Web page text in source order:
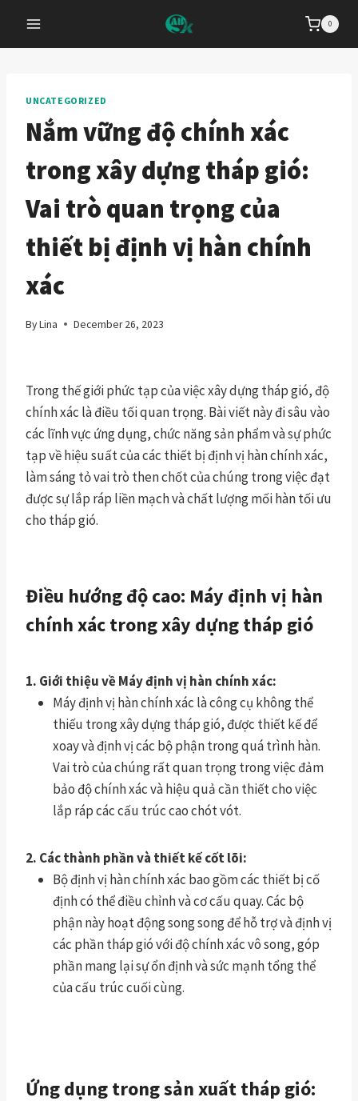
content
0
UNCATEGORIZED
Nắm vững độ chính xác
trong xây dựng tháp gió:
Vai trò quan trọng của
thiết bị định vị hàn chính
xác
ByLina December 26, 2023
Trong thế giới phức tạp của việc xây dựng tháp gió, độ
chính xác là điều tối quan trọng. Bài viết này đi sâu vào
các lĩnh vực ứng dụng, chức năng sản phẩm và sự phức
tạp về hiệu suất của các thiết bị định vị hàn chính xác,
làm sáng tỏ vai trò then chốt của chúng trong việc đạt
được sự lắp ráp liền mạch và chất lượng mối hàn tối ưu
cho tháp gió.
Điều hướng độ cao: Máy định vị hàn
chính xác trong xây dựng tháp gió
1. Giới thiệu về Máy định vị hàn chính xác:
Máy định vị hàn chính xác là công cụ không thể
thiếu trong xây dựng tháp gió, được thiết kế để
xoay và định vị các bộ phận trong quá trình hàn.
Vai trò của chúng rất quan trọng trong việc đảm
bảo độ chính xác và hiệu quả cần thiết cho việc
lắp ráp các cấu trúc cao chót vót.
2. Các thành phần và thiết kế cốt lõi:
Bộ định vị hàn chính xác bao gồm các thiết bị cố
định có thể điều chỉnh và cơ cấu quay. Các bộ
phận này hoạt động song song để hỗ trợ và định vị
các phần tháp gió với độ chính xác vô song, góp
phần mang lại sự ổn định và sức mạnh tổng thể
của cấu trúc cuối cùng.
Ứng dụng trong sản xuất tháp gió: